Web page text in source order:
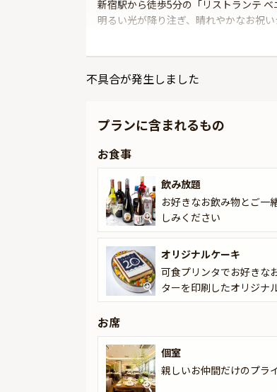
新宿駅から徒歩5分の「リストランテ
明るい光が降り注ぎ、晴れやかなお祝い
お召し上がりいただくのは、本格イタ
ナルケーキもご用意いたします。お祝
す。受付からご退室までたっぷり3時間
20年以上に渡りお祝いシーンに携わり
らこそできる唯一無二のおもてなしで
不具合が発生しました
プランに含まれるもの
お食事
飲み放題
お好きなお飲み物とご一
しみください
オリジナルケーキ
可食プリンタでお好きな
ターを印刷したオリジナ
お席
個室
親しいお仲間だけのプラ